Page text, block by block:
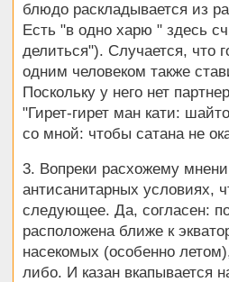
блюдо раскладывается из
Есть "в одно харю " здесь
делиться"). Случается, что
одним человеком также
Поскольку у него нет
"Гирет-гирет ман кати:
со мной: чтобы сатана не
3. Вопреки расхожему
антисанитарных условиях,
следующее. Да, согласен:
расположена ближе к
насекомых (особенно
либо. И казан вкапывается